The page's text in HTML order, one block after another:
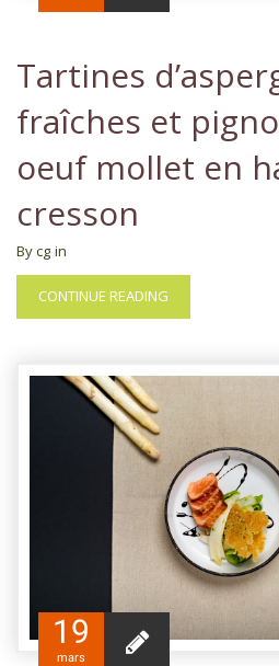
Tartines
fraîches et
oeuf mollet en
cresson
By cg in
CONTINUE READING
19
mars